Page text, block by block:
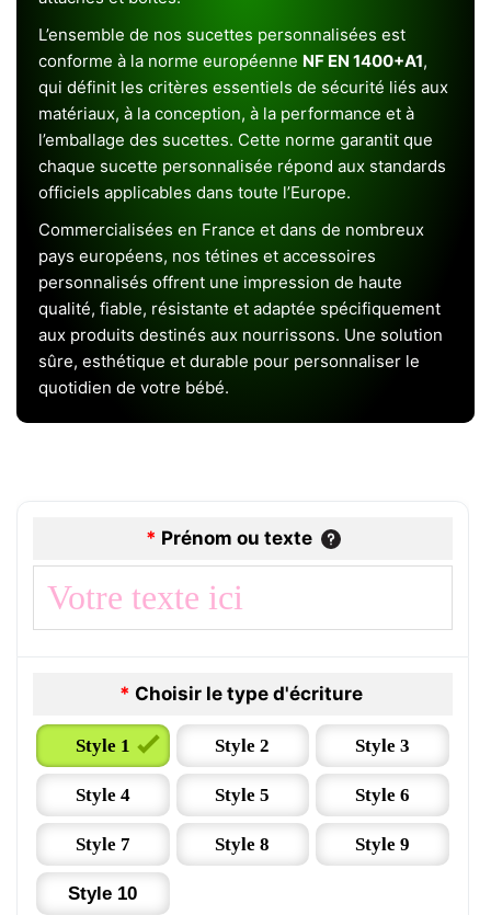
L’ensemble de nos sucettes personnalisées est
conforme à la norme européenne NF EN 1400+A1,
qui définit les critères essentiels de sécurité liés aux
matériaux, à la conception, à la performance et à
l’emballage des sucettes. Cette norme garantit que
chaque sucette personnalisée répond aux standards
officiels applicables dans toute l’Europe.
Commercialisées en France et dans de nombreux
pays européens, nos tétines et accessoires
personnalisés offrent une impression de haute
qualité, fiable, résistante et adaptée spécifiquement
aux produits destinés aux nourrissons. Une solution
sûre, esthétique et durable pour personnaliser le
quotidien de votre bébé.
* Prénom ou texte
* Choisir le type d'écriture
Style 1 Style 2 Style 3
Style 4 Style 5 Style 6
Style 7 Style 8 Style 9
Style 10